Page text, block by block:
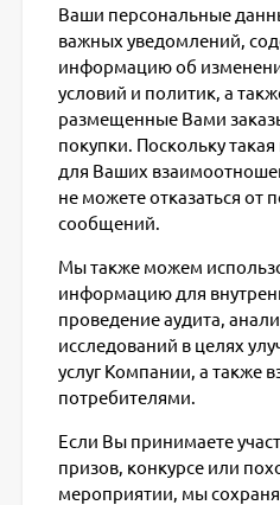
Ваши персональные
важных уведомлений,
информацию об
условий и политик, а
размещенные Вами
покупки. Поскольку
для Ваших
не можете отказаться от
сообщений.
Мы также можем
информацию для
проведение аудита,
исследований в целях
услуг Компании, а также
потребителями.
Если Вы принимаете
призов, конкурсе или
мероприятии, мы